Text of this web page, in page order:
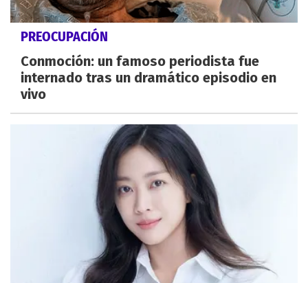
PREOCUPACIÓN
Conmoción: un famoso periodista fue
internado tras un dramático episodio en
vivo